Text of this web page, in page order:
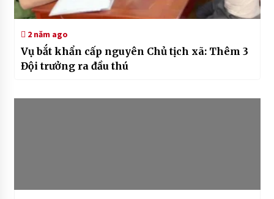
2 năm ago
Vụ bắt khẩn cấp nguyên Chủ tịch xã: Thêm 3
Đội trưởng ra đầu thú